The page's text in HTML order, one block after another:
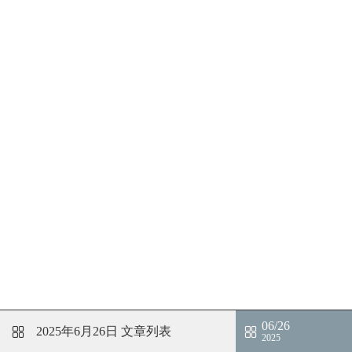
2025年6月26日 文章列表 06/26
2025